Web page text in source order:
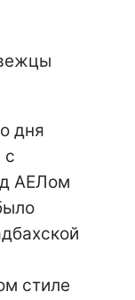
дня
с
АЕЛом
стиле